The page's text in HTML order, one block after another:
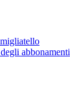
abbonamenti